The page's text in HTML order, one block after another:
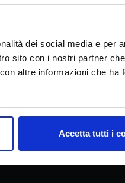
dei social media e per
sito con i nostri partner
altre informazioni che ha
Accetta tutti i